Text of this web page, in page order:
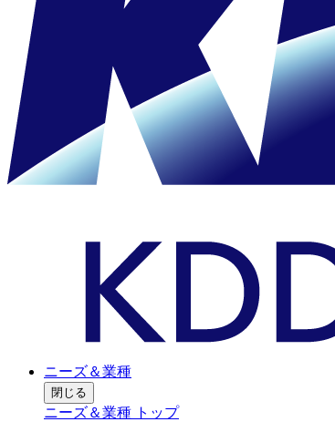
ニーズ＆業種
閉じる
ニーズ＆業種 トップ